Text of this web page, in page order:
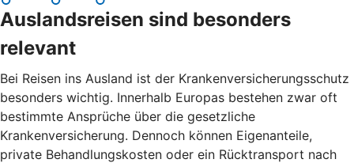
Auslandsreisen sind besonders
relevant
Bei Reisen ins Ausland ist der Krankenversicherungsschutz
besonders wichtig. Innerhalb Europas bestehen zwar oft
bestimmte Ansprüche über die gesetzliche
Krankenversicherung. Dennoch können Eigenanteile,
private Behandlungskosten oder ein Rücktransport nach